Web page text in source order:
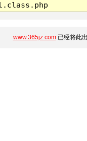
www.365jz.com已经将此